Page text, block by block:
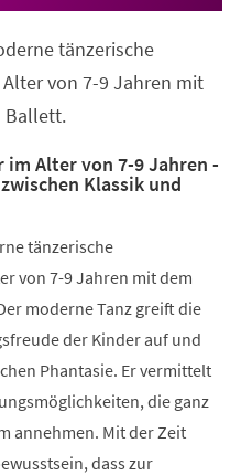
tänzerische
von 7-9 Jahren mit
Ballett.
Alter von 7-9 Jahren -
Klassik und
tänzerische
von 7-9 Jahren mit dem
moderne Tanz greift die
der Kinder auf und
Phantasie. Er vermittelt
die ganz
annehmen. Mit der Zeit
dass zur